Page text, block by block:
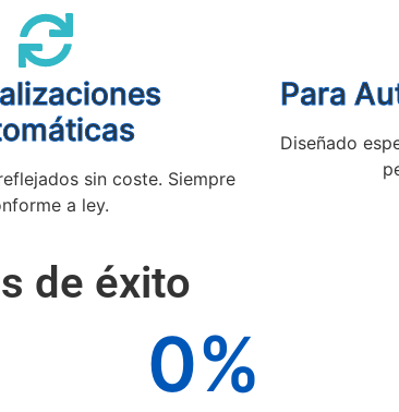
sin coste. Siempre
a ley.
Para
Diseñado
de éxito
0%